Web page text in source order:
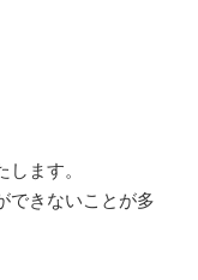
ます。
できないことが多